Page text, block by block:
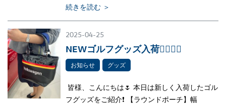
続きを読む ＞
2025-04-25
NEWゴルフグッズ入荷🏌️‍♀️🏌️‍♂️
お知らせ グッズ
皆様、こんにちは🌷 本日は新しく入荷したゴル
フグッズをご紹介❗ 【ラウンドポーチ】幅